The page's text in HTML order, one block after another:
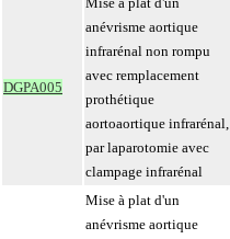
DGPA005
anévrisme aortique
infrarénal non rompu
avec remplacement
prothétique
aortoaortique infrarénal,
par laparotomie avec
clampage infrarénal
Mise à plat d'un
anévrisme aortique